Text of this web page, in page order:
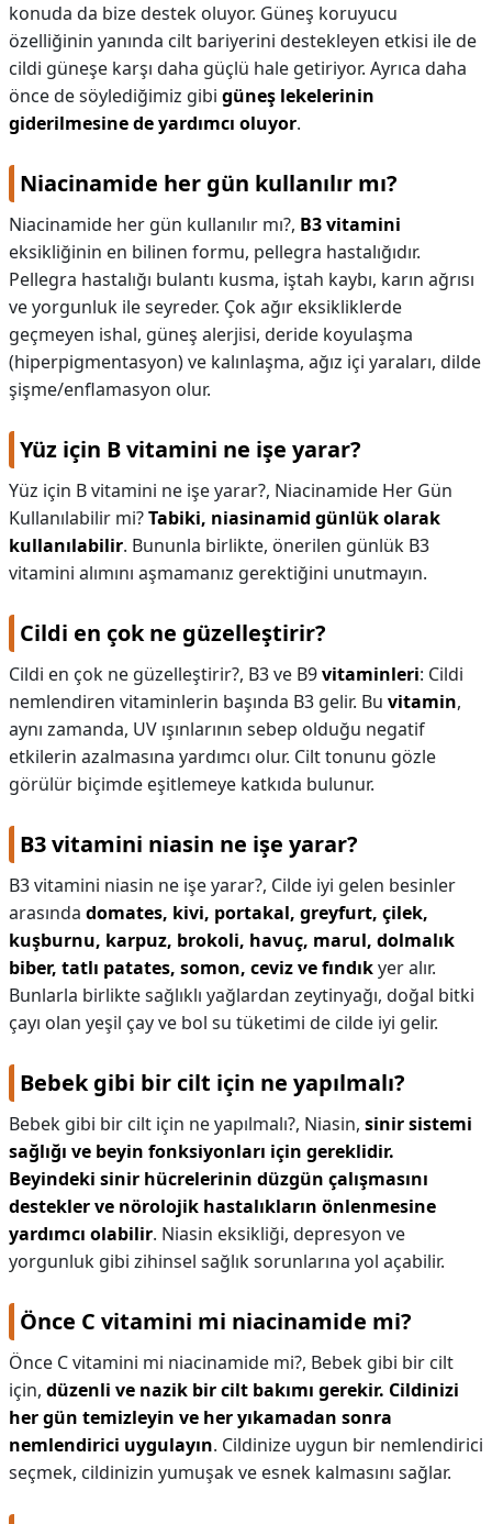
konuda da bize destek oluyor. Güneş koruyucu
özelliğinin yanında cilt bariyerini destekleyen etkisi ile de
cildi güneşe karşı daha güçlü hale getiriyor. Ayrıca daha
önce de söylediğimiz gibi güneş lekelerinin
giderilmesine de yardımcı oluyor.
Niacinamide her gün kullanılır mı?
Niacinamide her gün kullanılır mı?, B3 vitamini
eksikliğinin en bilinen formu, pellegra hastalığıdır.
Pellegra hastalığı bulantı kusma, iştah kaybı, karın ağrısı
ve yorgunluk ile seyreder. Çok ağır eksikliklerde
geçmeyen ishal, güneş alerjisi, deride koyulaşma
(hiperpigmentasyon) ve kalınlaşma, ağız içi yaraları, dilde
şişme/enflamasyon olur.
Yüz için B vitamini ne işe yarar?
Yüz için B vitamini ne işe yarar?, Niacinamide Her Gün
Kullanılabilir mi?Tabiki, niasinamid günlük olarak
kullanılabilir. Bununla birlikte, önerilen günlük B3
vitamini alımını aşmamanız gerektiğini unutmayın.
Cildi en çok ne güzelleştirir?
Cildi en çok ne güzelleştirir?, B3 ve B9vitaminleri: Cildi
nemlendiren vitaminlerin başında B3 gelir. Bu vitamin,
aynı zamanda, UV ışınlarının sebep olduğu negatif
etkilerin azalmasına yardımcı olur. Cilt tonunu gözle
görülür biçimde eşitlemeye katkıda bulunur.
B3 vitamini niasin ne işe yarar?
B3 vitamini niasin ne işe yarar?, Cilde iyi gelen besinler
arasında domates, kivi, portakal, greyfurt, çilek,
kuşburnu, karpuz, brokoli, havuç, marul, dolmalık
biber, tatlı patates, somon, ceviz ve fındıkyer alır.
Bunlarla birlikte sağlıklı yağlardan zeytinyağı, doğal bitki
çayı olan yeşil çay ve bol su tüketimi de cilde iyi gelir.
Bebek gibi bir cilt için ne yapılmalı?
Bebek gibi bir cilt için ne yapılmalı?, Niasin, sinir sistemi
sağlığı ve beyin fonksiyonları için gereklidir.
Beyindeki sinir hücrelerinin düzgün çalışmasını
destekler ve nörolojik hastalıkların önlenmesine
yardımcı olabilir. Niasin eksikliği, depresyon ve
yorgunluk gibi zihinsel sağlık sorunlarına yol açabilir.
Önce C vitamini mi niacinamide mi?
Önce C vitamini mi niacinamide mi?, Bebek gibi bir cilt
için, düzenli ve nazik bir cilt bakımı gerekir. Cildinizi
her gün temizleyin ve her yıkamadan sonra
nemlendirici uygulayın. Cildinize uygun bir nemlendirici
seçmek, cildinizin yumuşak ve esnek kalmasını sağlar.